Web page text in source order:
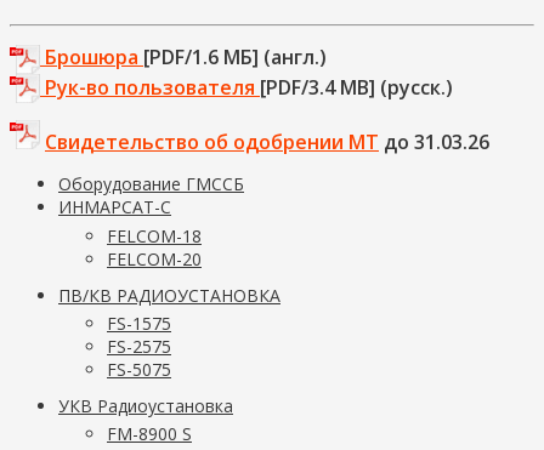
Брошюра [PDF/1.6 МБ] (англ.)
Рук-во пользователя [PDF/3.4 МВ] (русск.)
Свидетельство об одобрении МТ до 31.03.26
Оборудование ГМССБ
ИНМАРСАТ-С
FELCOM-18
FELCOM-20
ПВ/КВ РАДИОУСТАНОВКА
FS-1575
FS-2575
FS-5075
УКВ Радиоустановка
FM-8900 S